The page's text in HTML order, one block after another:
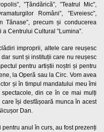
”Țăndărică”, ”Teatrul Mic”,
Români”, ”Evreiesc”,
Tănase”, precum și conducerea
Centrului Cultural ”Lumina”.
improprii, altele care reușesc
sunt și instituții care nu reușesc
pentru artiștii noștri și pentru
la Operă sau la Circ. Vom avea
și în timpul mandatului meu îmi
din ce în ce mai mulți
își desfășoară munca în acest
Dan.
anul în curs, au fost prezenți